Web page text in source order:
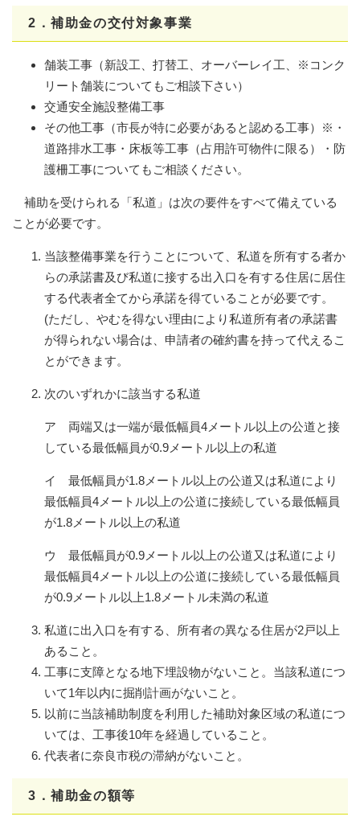
2．補助金の交付対象事業
舗装工事（新設工、打替工、オーバーレイ工、※コンク
リート舗装についてもご相談下さい）
交通安全施設整備工事
その他工事（市長が特に必要があると認める工事）※・
道路排水工事・床板等工事（占用許可物件に限る）・防
護柵工事についてもご相談ください。
補助を受けられる「私道」は次の要件をすべて備えている
ことが必要です。
当該整備事業を行うことについて、私道を所有する者か
らの承諾書及び私道に接する出入口を有する住居に居住
する代表者全てから承諾を得ていることが必要です。
(ただし、やむを得ない理由により私道所有者の承諾書
が得られない場合は、申請者の確約書を持って代えるこ
とができます。
次のいずれかに該当する私道
ア 両端又は一端が最低幅員4メートル以上の公道と接
している最低幅員が0.9メートル以上の私道
イ 最低幅員が1.8メートル以上の公道又は私道により
最低幅員4メートル以上の公道に接続している最低幅員
が1.8メートル以上の私道
ウ 最低幅員が0.9メートル以上の公道又は私道により
最低幅員4メートル以上の公道に接続している最低幅員
が0.9メートル以上1.8メートル未満の私道
私道に出入口を有する、所有者の異なる住居が2戸以上
あること。
工事に支障となる地下埋設物がないこと。当該私道につ
いて1年以内に掘削計画がないこと。
以前に当該補助制度を利用した補助対象区域の私道につ
いては、工事後10年を経過していること。
代表者に奈良市税の滞納がないこと。
3．補助金の額等